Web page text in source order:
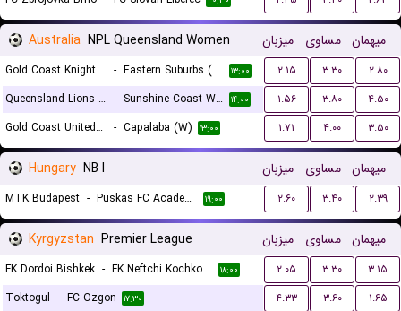
Australia NPL Queensland Women میزبان مساوی میهمان
Gold Coast Knights (W) - Eastern Suburbs (W) ۱۳:۰۰ ۲.۱۵ ۳.۳۰
۲.۸۰
Queensland Lions FC (W) - Sunshine Coast Wanderers (W) ۱۴:۰۰ ۱.۵۶ ۳.۸۰
۴.۵۰
Gold Coast United (W)
- Capalaba (W) ۱۳:۰۰ ۱.۷۱ ۴.۰۰ ۳.۵۰
Hungary NB I میزبان مساوی میهمان
MTK Budapest - Puskas FC Academy ۱۹:۰۰ ۲.۶۰ ۳.۴۰ ۲.۳۹
Kyrgyzstan Premier League میزبان مساوی میهمان
FK Dordoi Bishkek - FK Neftchi Kochkor-Ata ۱۸:۰۰ ۲.۰۵ ۳.۳۰
۳.۱۵
Toktogul - FC Ozgon ۱۷:۳۰ ۴.۳۳ ۳.۶۰ ۱.۶۵